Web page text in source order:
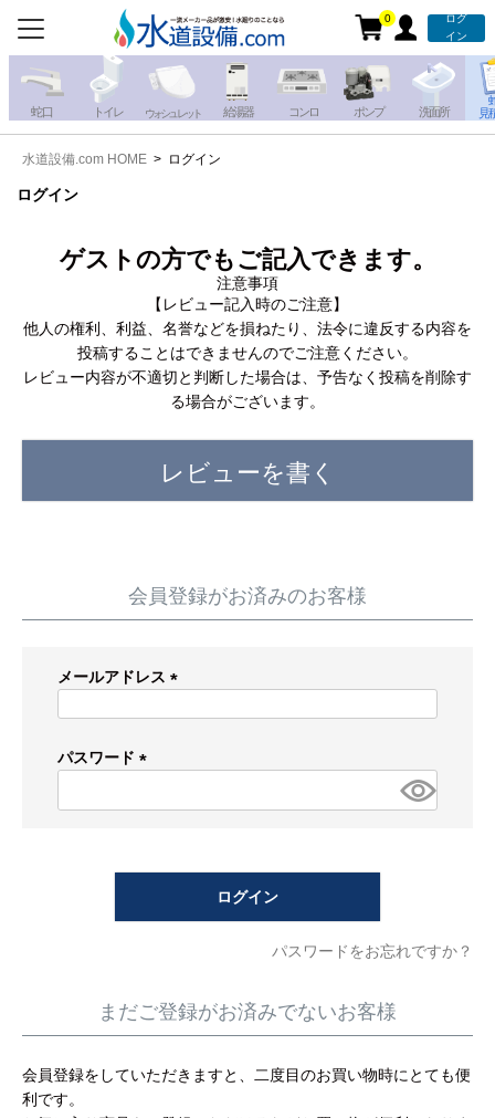
0
ログ
イン
蛇 口 トイレ ウォシュレット 給湯器 コンロ ポンプ 洗面所
見
お電話での注文・お見積も
承っております!!
写真を送る
蛇 口 トイレ
ウォシュレッ
給湯器 コンロ
洗面台
トイレ（便器）の交換はこちら
工事について
トイレ見積もりフォーム
水道設備.com HOME ログイン
ログイン
ゲストの方でもご記入できます。
注意事項
【レビュー記入時のご注意】
他人の権利、利益、名誉などを損ねたり、法令に違反する内容を
投稿することはできませんのでご注意ください。
レビュー内容が不適切と判断した場合は、予告なく投稿を削除す
る場合がございます。
レビューを書く
会員登録がお済みのお客様
メールアドレス
パスワード
須)
ログイン
パスワードをお忘れですか？
まだご登録がお済みでないお客様
会員登録をしていただきますと、二度目のお買い物時にとても便
利です。